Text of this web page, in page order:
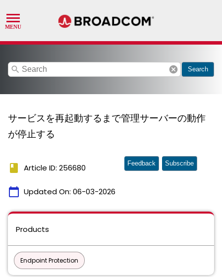
search cancel Search
サービスを再起動するまで管理サーバーの動作
が停止する
book Article ID: 256680
calendar_today Updated On: 06-03-2026
Feedback Subscribe
Products
Endpoint Protection